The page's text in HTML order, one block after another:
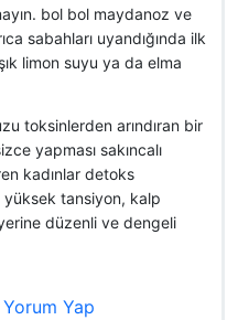
bol bol maydanoz ve
sabahları uyandığında ilk
limon suyu ya da elma
toksinlerden arındıran bir
yapması sakıncalı
kadınlar detoks
yüksek tansiyon, kalp
düzenli ve dengeli
Yap